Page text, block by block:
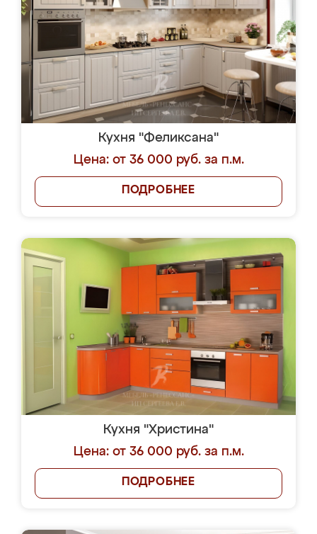
Кухня "Феликсана"
Цена: от 36 000 руб. за п.м.
ПОДРОБНЕЕ
Кухня "Христина"
Цена: от 36 000 руб. за п.м.
ПОДРОБНЕЕ